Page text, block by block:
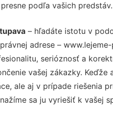
podľa vašich predstáv.
– hľadáte istotu v
adrese –
serióznosť a
vašej zákazky. Keďže
ale aj v prípade riešenia
sa ju vyriešiť k vašej